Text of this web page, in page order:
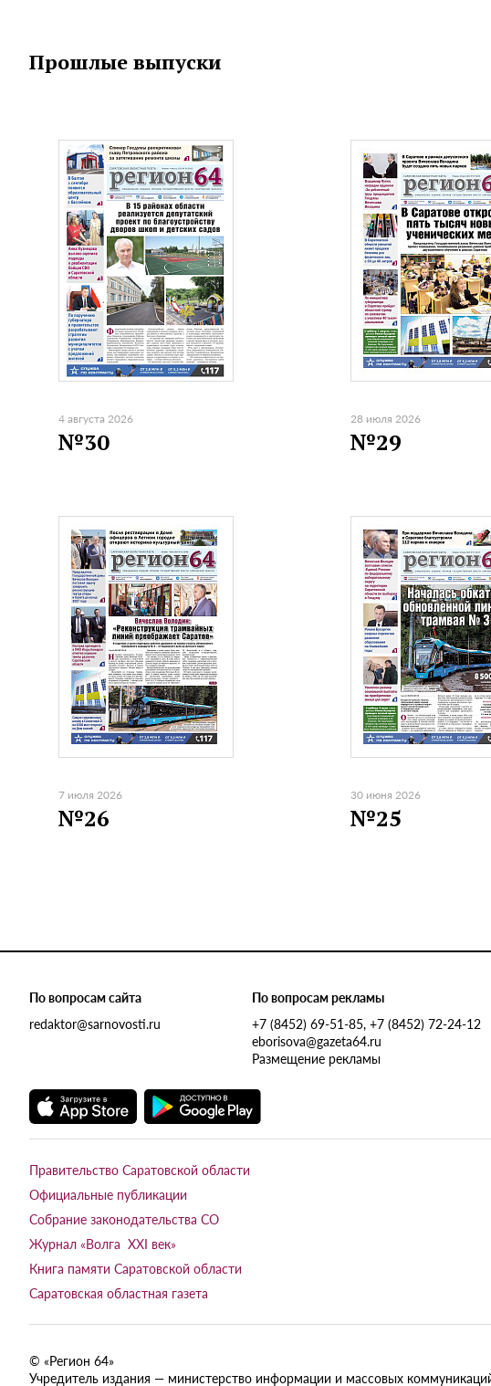
Прошлые выпуски
4 августа 2026
№30
28 июля 2026
№29
7 июля 2026
№26
30 июня 2026
№25
По вопросам сайта
redaktor@sarnovosti.ru
По вопросам рекламы
+7 (8452) 69-51-85, +7 (8452) 72-24-12
eborisova@gazeta64.ru
Размещение рекламы
Правительство Саратовской области
Официальные публикации
Собрание законодательства СО
Журнал «Волга XXI век»
Книга памяти Саратовской области
Саратовская областная газета
© «Регион 64»
Учредитель издания — министерство информации и массовых